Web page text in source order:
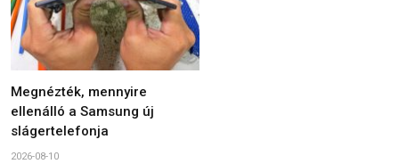
Megnézték, mennyire
ellenálló a Samsung új
slágertelefonja
2026-08-10